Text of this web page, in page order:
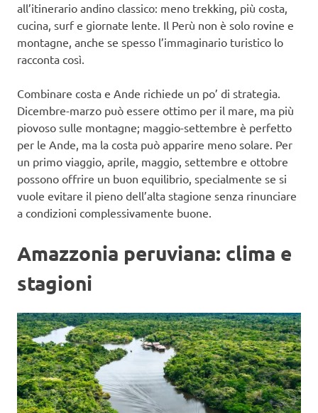
all’itinerario andino classico: meno trekking, più costa,
cucina, surf e giornate lente. Il Perù non è solo rovine e
montagne, anche se spesso l’immaginario turistico lo
racconta così.
Combinare costa e Ande richiede un po’ di strategia.
Dicembre-marzo può essere ottimo per il mare, ma più
piovoso sulle montagne; maggio-settembre è perfetto
per le Ande, ma la costa può apparire meno solare. Per
un primo viaggio, aprile, maggio, settembre e ottobre
possono offrire un buon equilibrio, specialmente se si
vuole evitare il pieno dell’alta stagione senza rinunciare
a condizioni complessivamente buone.
Amazzonia peruviana: clima e
stagioni